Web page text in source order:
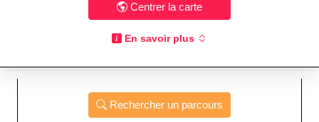
Centrer la carte
En savoir plus
Rechercher un parcours